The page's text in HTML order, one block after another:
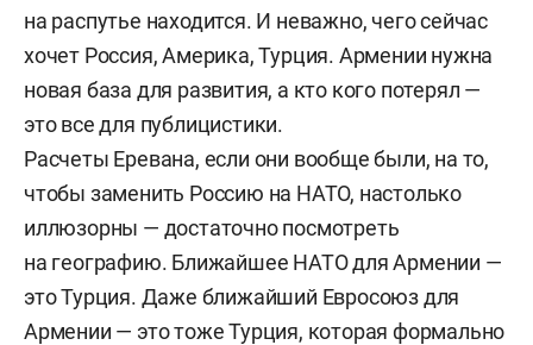
на распутье находится. И неважно, чего сейчас
хочет Россия, Америка, Турция. Армении нужна
новая база для развития, а кто кого потерял —
это все для публицистики.
Расчеты Еревана, если они вообще были, на то,
чтобы заменить Россию на НАТО, настолько
иллюзорны — достаточно посмотреть
на географию. Ближайшее НАТО для Армении —
это Турция. Даже ближайший Евросоюз для
Армении — это тоже Турция, которая формально